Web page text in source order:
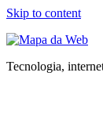
Skip to content
Tecnologia,